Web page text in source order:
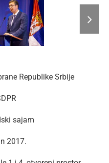
Republike Srbije
sajam
2017.